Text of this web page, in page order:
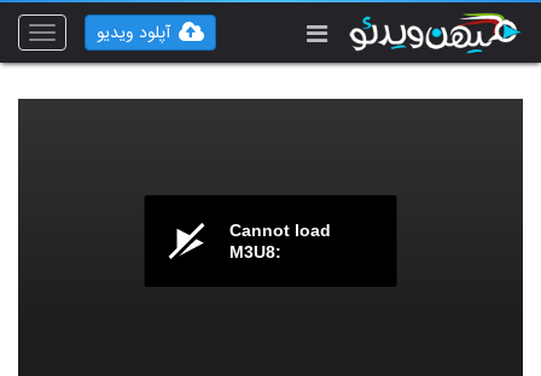
Toggle
آپلود ویدیو
Cannot load
M3U8: